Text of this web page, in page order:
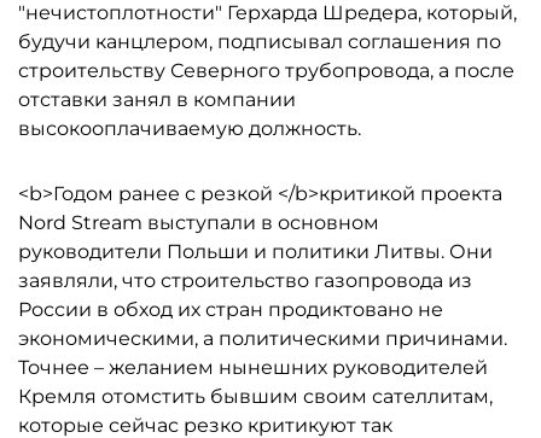
"нечистоплотности" Герхарда Шредера, который,
будучи канцлером, подписывал соглашения по
строительству Северного трубопровода, а после
отставки занял в компании
высокооплачиваемую должность.
<b>Годом ранее с резкой </b>критикой проекта
Nord Stream выступали в основном
руководители Польши и политики Литвы. Они
заявляли, что строительство газопровода из
России в обход их стран продиктовано не
экономическими, а политическими причинами.
Точнее – желанием нынешних руководителей
Кремля отомстить бывшим своим сателлитам,
которые сейчас резко критикуют так